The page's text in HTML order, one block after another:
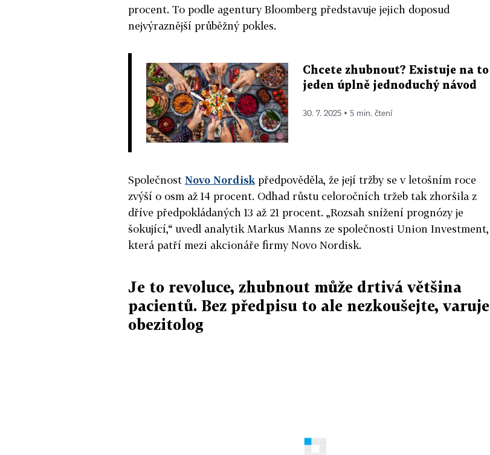
procent. To podle agentury Bloomberg představuje jejich doposud
nejvýraznější průběžný pokles.
Chcete zhubnout? Existuje na to
jeden úplně jednoduchý návod
30. 7. 2025 ▪ 5 min. čtení
Společnost Novo Nordisk předpověděla, že její tržby se v letošním roce
zvýší o osm až 14 procent. Odhad růstu celoročních tržeb tak zhoršila z
dříve předpokládaných 13 až 21 procent. „Rozsah snížení prognózy je
šokující,“ uvedl analytik Markus Manns ze společnosti Union Investment,
která patří mezi akcionáře firmy Novo Nordisk.
Je to revoluce, zhubnout může drtivá většina
pacientů. Bez předpisu to ale nezkoušejte, varuje
obezitolog